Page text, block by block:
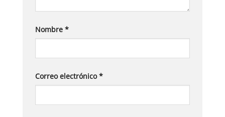
Nombre *
Correo electrónico*